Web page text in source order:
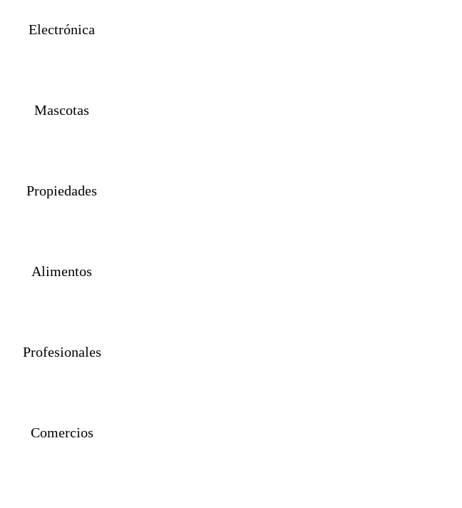
Electrónica
Mascotas
Propiedades
Alimentos
Profesionales
Comercios